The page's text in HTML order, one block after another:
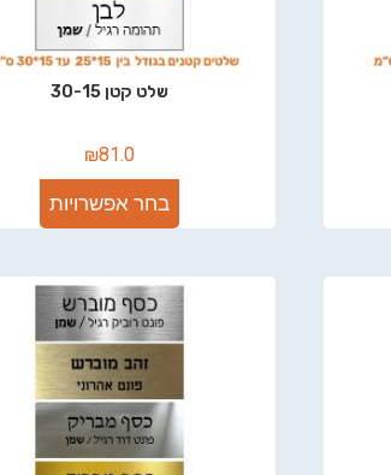
שלט קטן 30-15
₪81.0
בחר אפשרויות